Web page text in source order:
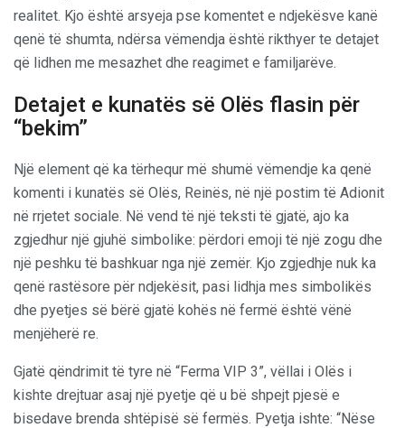
realitet. Kjo është arsyeja pse komentet e ndjekësve kanë
qenë të shumta, ndërsa vëmendja është rikthyer te detajet
që lidhen me mesazhet dhe reagimet e familjarëve.
Detajet e kunatës së Olës flasin për
“bekim”
Një element që ka tërhequr më shumë vëmendje ka qenë
komenti i kunatës së Olës, Reinës, në një postim të Adionit
në rrjetet sociale. Në vend të një teksti të gjatë, ajo ka
zgjedhur një gjuhë simbolike: përdori emoji të një zogu dhe
një peshku të bashkuar nga një zemër. Kjo zgjedhje nuk ka
qenë rastësore për ndjekësit, pasi lidhja mes simbolikës
dhe pyetjes së bërë gjatë kohës në fermë është vënë
menjëherë re.
Gjatë qëndrimit të tyre në “Ferma VIP 3”, vëllai i Olës i
kishte drejtuar asaj një pyetje që u bë shpejt pjesë e
bisedave brenda shtëpisë së fermës. Pyetja ishte: “Nëse